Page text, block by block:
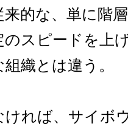
的な、単に階
のスピードを上
織とは違う。
ければ、サイボ